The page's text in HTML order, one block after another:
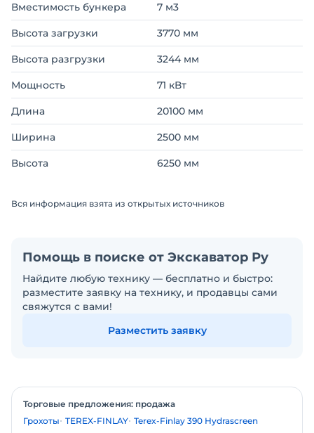
Вместимость бункера 7 м3
Высота загрузки 3770 мм
Высота разгрузки 3244 мм
Мощность 71 кВт
Длина 20100 мм
Ширина 2500 мм
Высота 6250 мм
Вся информация взята из открытых источников
Помощь в поиске от Экскаватор Ру
Найдите любую технику — бесплатно и быстро:
разместите заявку на технику, и продавцы сами
свяжутся с вами!
Разместить заявку
Торговые предложения: продажа
Грохоты TEREX-FINLAY Terex-Finlay 390 Hydrascreen